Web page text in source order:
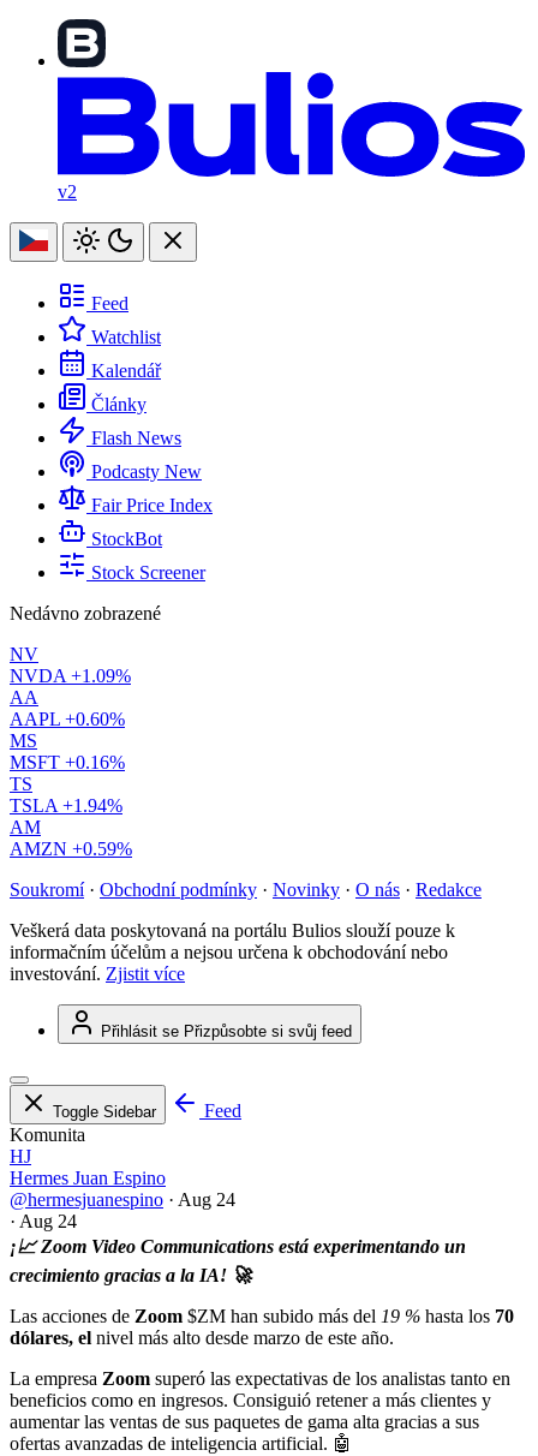
v2
Feed
Watchlist
Kalendář
Články
Flash News
Podcasty New
Fair Price Index
StockBot
Stock Screener
Nedávno zobrazené
NV
NVDA +1.09%
AA
AAPL +0.60%
MS
MSFT +0.16%
TS
TSLA +1.94%
AM
AMZN +0.59%
Soukromí · Obchodní podmínky · Novinky · O nás · Redakce
Veškerá data poskytovaná na portálu Bulios slouží pouze k
informačním účelům a nejsou určena k obchodování nebo
investování. Zjistit více
Přihlásit se Přizpůsobte si svůj feed
Toggle Sidebar
Feed
Komunita
HJ
Hermes Juan Espino
@hermesjuanespino · Aug 24
· Aug 24
¡📈 Zoom Video Communications está experimentando un
crecimiento gracias a la IA! 🚀
Las acciones de Zoom $ZM han subido más del 19 % hasta los 70
dólares, el nivel más alto desde marzo de este año.
La empresa Zoom superó las expectativas de los analistas tanto en
beneficios como en ingresos. Consiguió retener a más clientes y
aumentar las ventas de sus paquetes de gama alta gracias a sus
ofertas avanzadas de inteligencia artificial. 🤖